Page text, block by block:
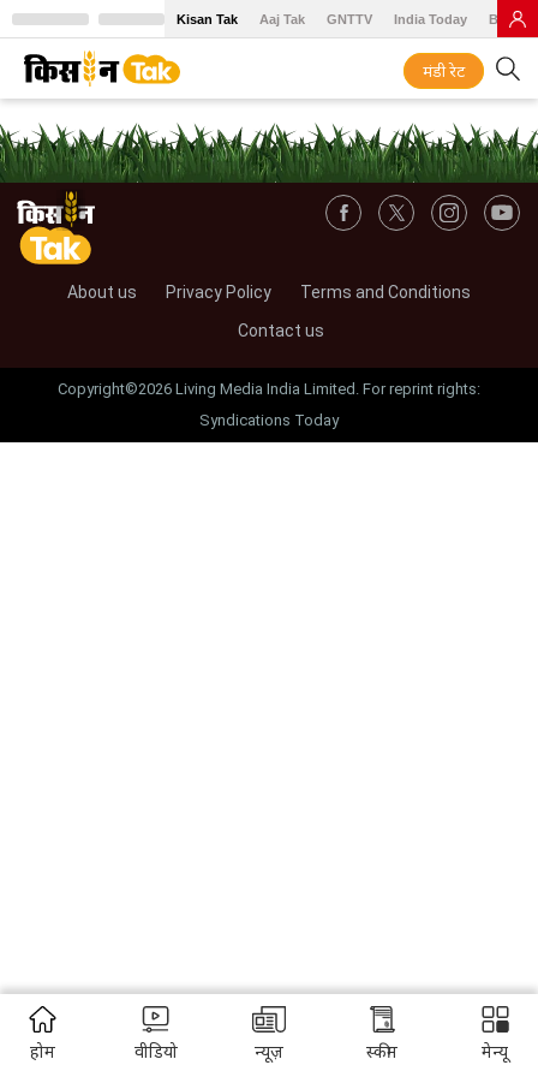
Kisan Tak Aaj Tak GNTTV India Today BT
मंडी रेट
About us Privacy Policy
Terms and Conditions
Contact us
Copyright©2026 Living Media India Limited. For reprint rights:
Syndications Today
होम वीडियो न्यूज़ स्कीम मेन्यू